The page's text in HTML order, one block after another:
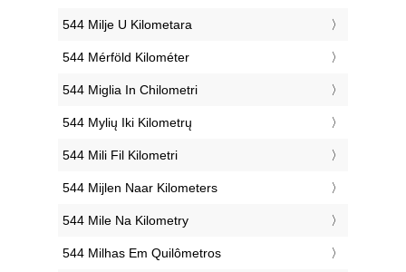
‎544 Milje U Kilometara
‎544 Mérföld Kilométer
‎544 Miglia In Chilometri
‎544 Mylių Iki Kilometrų
‎544 Mili Fil Kilometri
‎544 Mijlen Naar Kilometers
‎544 Mile Na Kilometry
‎544 Milhas Em Quilômetros